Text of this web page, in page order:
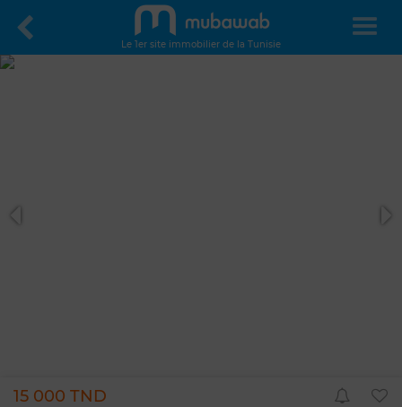
Le 1er site immobilier de la Tunisie
15 000 TND